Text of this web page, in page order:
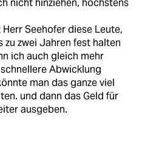
nicht hinziehen, höchstens
Seehofer diese Leute,
zu zwei Jahren fest halten
ich auch gleich mehr
Abwicklung
man das ganze viel
und dann das Geld für
ausgeben.